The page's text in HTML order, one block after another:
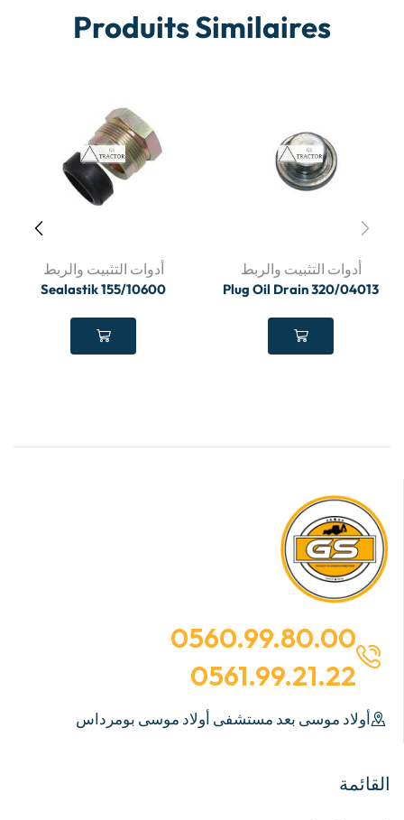
Produits Similaires
أدوات التثبيت والربط
Plug Oil Drain 320/04013
أدوات التثبيت والربط
Sealastik 155/10600
0560.99.80.00
0561.99.21.22
أولاد موسى بعد مستشفى أولاد موسى بومرداس
القائمة